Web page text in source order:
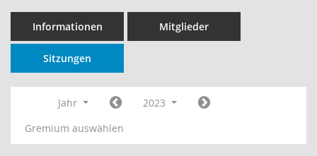
Informationen Mitglieder
Sitzungen
Jahr
2023
Gremium auswählen